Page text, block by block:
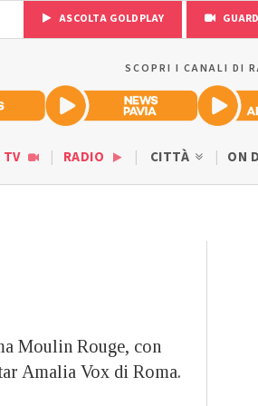
ASCOLTA GOLDPLAY
SCOPRI I CANALI DI
TV RADIO CITTÀ ON
Moulin Rouge, con
Amalia Vox di Roma.